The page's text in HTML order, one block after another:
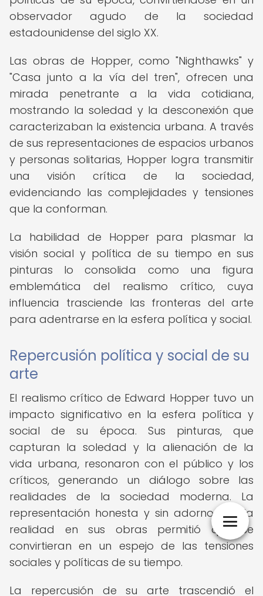
observador agudo de la sociedad
estadounidense del siglo XX.
Las obras de Hopper, como "Nighthawks" y
"Casa junto a la vía del tren", ofrecen una
mirada penetrante a la vida cotidiana,
mostrando la soledad y la desconexión que
caracterizaban la existencia urbana. A través
de sus representaciones de espacios urbanos
y personas solitarias, Hopper logra transmitir
una visión crítica de la sociedad,
evidenciando las complejidades y tensiones
que la conforman.
La habilidad de Hopper para plasmar la
visión social y política de su tiempo en sus
pinturas lo consolida como una figura
emblemática del realismo crítico, cuya
influencia trasciende las fronteras del arte
para adentrarse en la esfera política y social.
Repercusión política y social de su
arte
El realismo crítico de Edward Hopper tuvo un
impacto significativo en la esfera política y
social de su época. Sus pinturas, que
capturan la soledad y la alienación de la
vida urbana, resonaron con el público y los
críticos, generando un diálogo sobre las
realidades de la sociedad moderna. La
representación honesta y sin adornos de la
realidad en sus obras permitió que se
convirtieran en un espejo de las tensiones
sociales y políticas de su tiempo.
La repercusión de su arte trascendió el